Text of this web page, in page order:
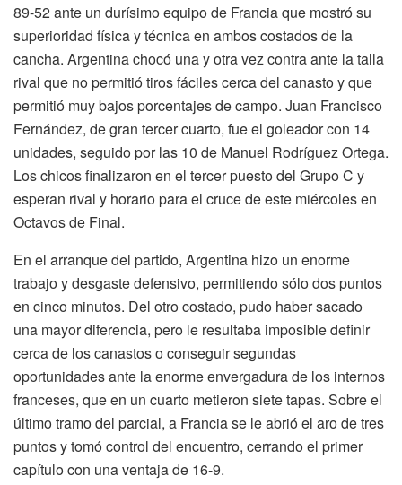
89-52 ante un durísimo equipo de Francia que mostró su
superioridad física y técnica en ambos costados de la
cancha. Argentina chocó una y otra vez contra ante la talla
rival que no permitió tiros fáciles cerca del canasto y que
permitió muy bajos porcentajes de campo. Juan Francisco
Fernández, de gran tercer cuarto, fue el goleador con 14
unidades, seguido por las 10 de Manuel Rodríguez Ortega.
Los chicos finalizaron en el tercer puesto del Grupo C y
esperan rival y horario para el cruce de este miércoles en
Octavos de Final.
En el arranque del partido, Argentina hizo un enorme
trabajo y desgaste defensivo, permitiendo sólo dos puntos
en cinco minutos. Del otro costado, pudo haber sacado
una mayor diferencia, pero le resultaba imposible definir
cerca de los canastos o conseguir segundas
oportunidades ante la enorme envergadura de los internos
franceses, que en un cuarto metieron siete tapas. Sobre el
último tramo del parcial, a Francia se le abrió el aro de tres
puntos y tomó control del encuentro, cerrando el primer
capítulo con una ventaja de 16-9.